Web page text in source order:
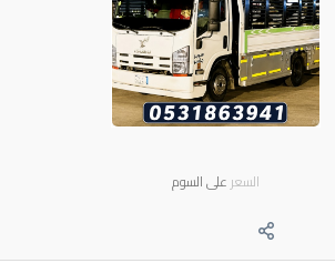
السعر على السوم